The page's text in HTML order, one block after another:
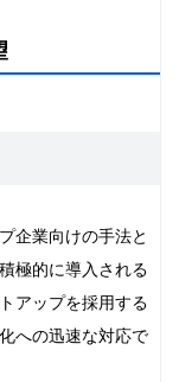
企業向けの手法と
極的に導入される
アップを採用する
への迅速な対応で